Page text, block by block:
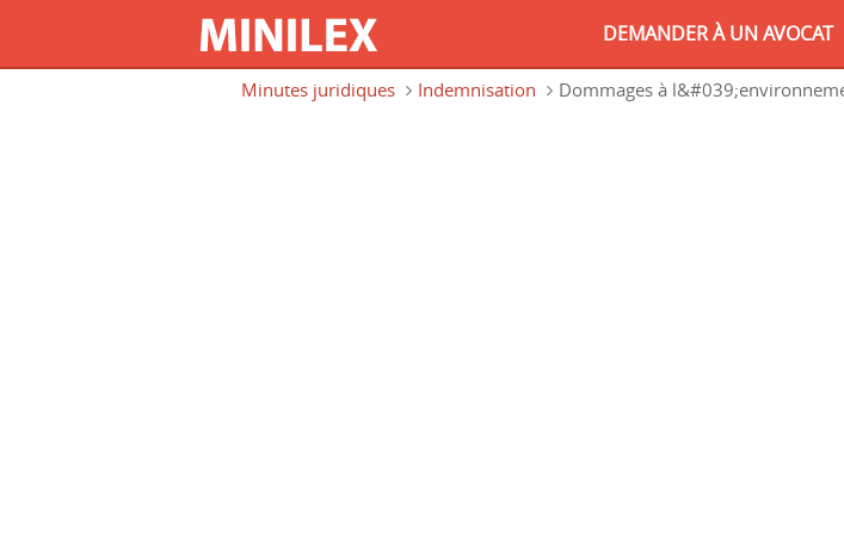
Aller au contenu principal
DEMANDER À UN AVOCAT
Minutes juridiques Indemnisation Dommages à